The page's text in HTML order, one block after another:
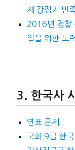
제 강점기 민
2016년 경찰
일을 위한 노력
한국사
연표 문제
국회 9급 한국